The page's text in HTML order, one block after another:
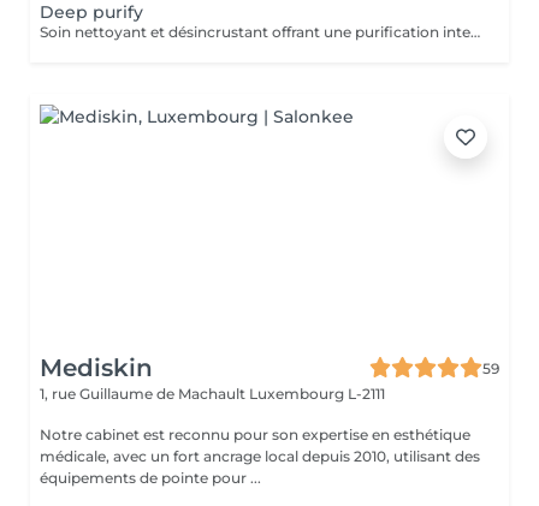
Deep purify
Soin nettoyant et désincrustant offrant une purification intense, aidant les peaux à tendance acnéique et séborrhéique à retrouver un équilibre Deep Purify nettoie les pores en profondeur pour prévenir et atténuer les imperfections. Ce soin est indispensable à une bonne pénétration des agents actifs lors de l'application de produits cosméceutiques. 1 Séance: 135€ forfait 5 séances : 610€
Mediskin
59
1, rue Guillaume de Machault Luxembourg L-2111
Notre cabinet est reconnu pour son expertise en esthétique
médicale, avec un fort ancrage local depuis 2010, utilisant des
équipements de pointe pour ...